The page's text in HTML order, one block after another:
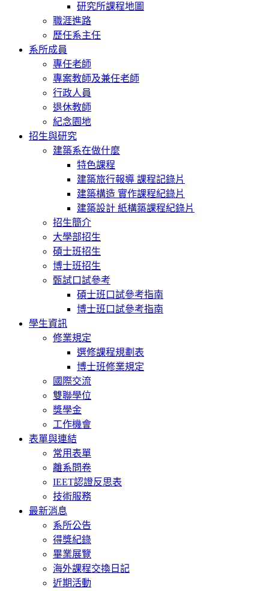
研究所課程地圖
職涯進路
歷任系主任
系所成員
專任老師
專案教師及兼任老師
行政人員
退休教師
紀念園地
招生與研究
建築系在做什麼
特色課程
建築旅行報導 課程記錄片
建築構造 實作課程紀錄片
建築設計 紙構築課程紀錄片
招生簡介
大學部招生
碩士班招生
博士班招生
甄試口試參考
碩士班口試參考指南
博士班口試參考指南
學生資訊
修業規定
選修課程規劃表
博士班修業規定
國際交流
雙聯學位
獎學金
工作機會
表單與連結
常用表單
離系問卷
IEET認證反思表
技術服務
最新消息
系所公告
得獎紀錄
畢業展覽
海外課程交換日記
近期活動